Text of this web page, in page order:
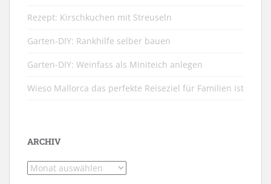
Rezept: Kirschkuchen mit Streuseln
Garten-DIY: Rankhilfe selber bauen
Garten-DIY: Weinfass als Miniteich anlegen
Wieso Mallorca das perfekte Reiseziel für Familien ist
ARCHIV
Archiv